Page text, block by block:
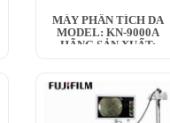
MÁY PHÂN TÍCH DA
MODEL: KN-9000A
HÃNG SẢN XUẤT: